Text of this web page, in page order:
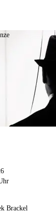
Brackel